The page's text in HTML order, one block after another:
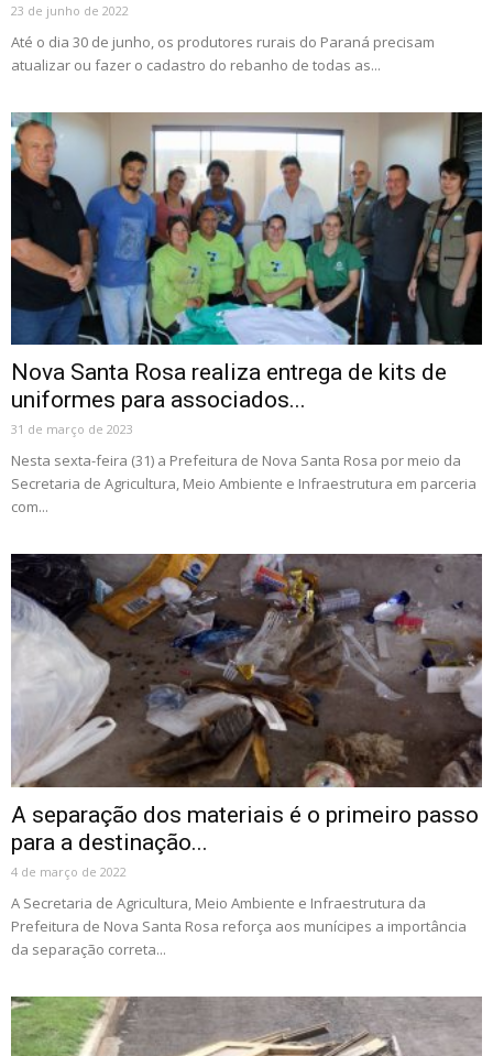
23 de junho de 2022
Até o dia 30 de junho, os produtores rurais do Paraná precisam
atualizar ou fazer o cadastro do rebanho de todas as...
Nova Santa Rosa realiza entrega de kits de
uniformes para associados...
31 de março de 2023
Nesta sexta-feira (31) a Prefeitura de Nova Santa Rosa por meio da
Secretaria de Agricultura, Meio Ambiente e Infraestrutura em parceria
com...
A separação dos materiais é o primeiro passo
para a destinação...
4 de março de 2022
A Secretaria de Agricultura, Meio Ambiente e Infraestrutura da
Prefeitura de Nova Santa Rosa reforça aos munícipes a importância
da separação correta...